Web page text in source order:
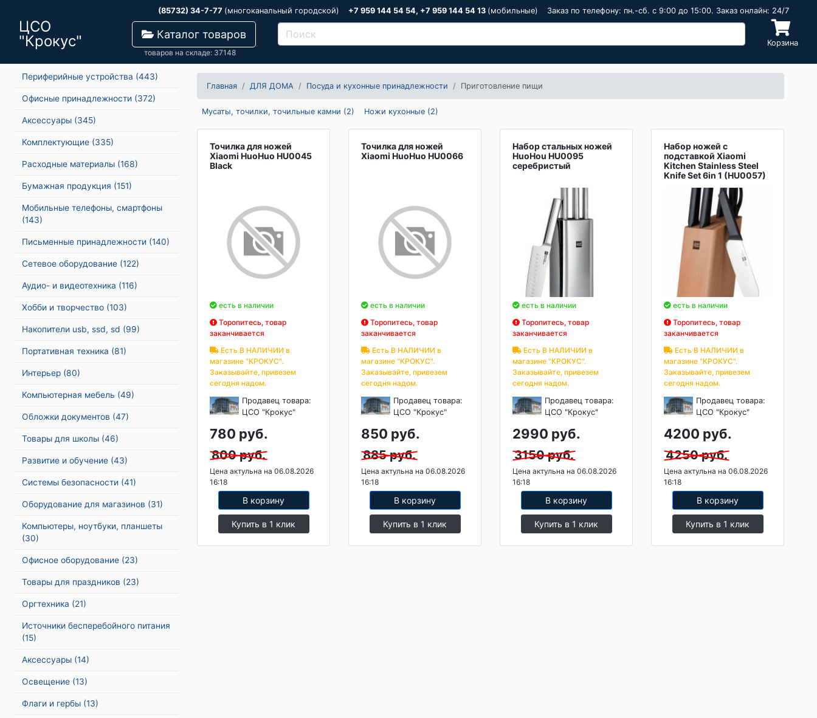
(85732) 34-7-77 (многоканальный городской) +7 959 144 54 54, +7 959 144 54 13 (мобильные) Заказ по телефону: пн.-сб. c 9:00 до 15:00. Заказ онлайн: 24/7
ЦСО
"Крокус"
Каталог товаров
товаров на складе: 37148
Корзина
Периферийные устройства (443)
Офисные принадлежности (372)
Аксессуары (345)
Комплектующие (335)
Расходные материалы (168)
Бумажная продукция (151)
Мобильные телефоны, смартфоны
(143)
Письменные принадлежности (140)
Сетевое оборудование (122)
Аудио- и видеотехника (116)
Хобби и творчество (103)
Накопители usb, ssd, sd (99)
Портативная техника (81)
Интерьер (80)
Компьютерная мебель (49)
Обложки документов (47)
Товары для школы (46)
Развитие и обучение (43)
Системы безопасности (41)
Оборудование для магазинов (31)
Компьютеры, ноутбуки, планшеты
(30)
Офисное оборудование (23)
Товары для праздников (23)
Оргтехника (21)
Источники бесперебойного питания
(15)
Аксессуары (14)
Освещение (13)
Флаги и гербы (13)
Главная ДЛЯ ДОМА Посуда и кухонные принадлежности Приготовление пищи
Мусаты, точилки, точильные камни (2) Ножи кухонные (2)
Точилка для ножей
Xiaomi HuoHuo HU0045
Black
есть в наличии
Торопитесь, товар
заканчивается
Есть В НАЛИЧИИ в
магазине "КРОКУС".
Заказывайте, привезем
сегодня надом.
Продавец товара:
ЦСО "Крокус"
780 руб.
800 руб.
Цена актульна на 06.08.2026
16:18
В корзину
Купить в 1 клик
Точилка для ножей
Xiaomi HuoHuo HU0066
есть в наличии
Торопитесь, товар
заканчивается
Есть В НАЛИЧИИ в
магазине "КРОКУС".
Заказывайте, привезем
сегодня надом.
Продавец товара:
ЦСО "Крокус"
850 руб.
885 руб.
Цена актульна на 06.08.2026
16:18
В корзину
Купить в 1 клик
Набор стальных ножей
HuoHou HU0095
серебристый
есть в наличии
Торопитесь, товар
заканчивается
Есть В НАЛИЧИИ в
магазине "КРОКУС".
Заказывайте, привезем
сегодня надом.
Продавец товара:
ЦСО "Крокус"
2990 руб.
3150 руб.
Цена актульна на 06.08.2026
16:18
В корзину
Купить в 1 клик
Набор ножей с
подставкой Xiaomi
Kitchen Stainless Steel
Knife Set 6in 1 (HU0057)
есть в наличии
Торопитесь, товар
заканчивается
Есть В НАЛИЧИИ в
магазине "КРОКУС".
Заказывайте, привезем
сегодня надом.
Продавец товара:
ЦСО "Крокус"
4200 руб.
4250 руб.
Цена актульна на 06.08.2026
16:18
В корзину
Купить в 1 клик